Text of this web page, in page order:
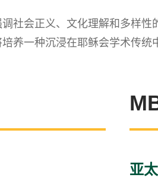
社会正义、文化理解和多样性
养一种沉浸在耶稣会学术传统
亚